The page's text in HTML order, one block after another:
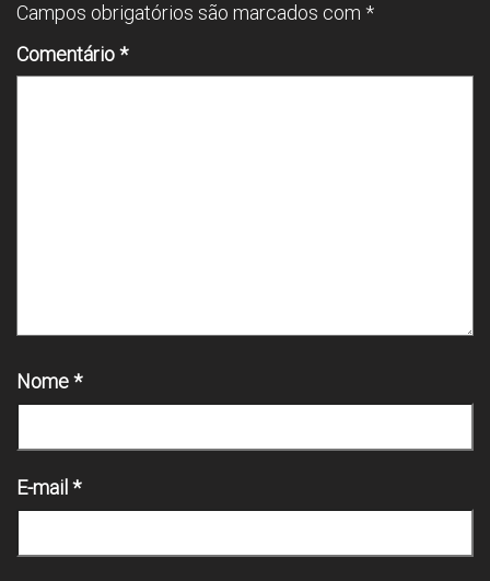
Campos obrigatórios são marcados com *
Comentário*
Nome*
E-mail *